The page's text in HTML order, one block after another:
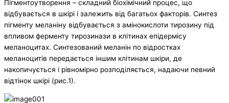
Пігментоутворення – складний біохімічний процес, що
відбувається в шкірі і залежить від багатьох факторів. Синтез
пігменту меланіну відбувається з амінокислоти тирозину під
впливом ферменту тирозинази в клітинах епідермісу
меланоцитах. Синтезований меланін по відростках
меланоцитів передається іншим клітинам шкіри, де
накопичується і рівномірно розподіляється, надаючи певний
відтінок шкірі (рис.1).